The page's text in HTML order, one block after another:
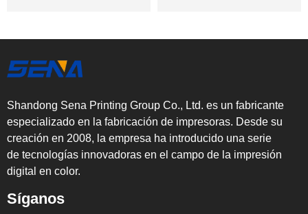
Shandong Sena Printing Group Co., Ltd. es un fabricante
especializado en la fabricación de impresoras. Desde su
creación en 2008, la empresa ha introducido una serie
de tecnologías innovadoras en el campo de la impresión
digital en color.
Síganos